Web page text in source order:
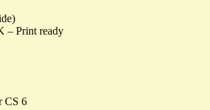
– Print ready
CS 6